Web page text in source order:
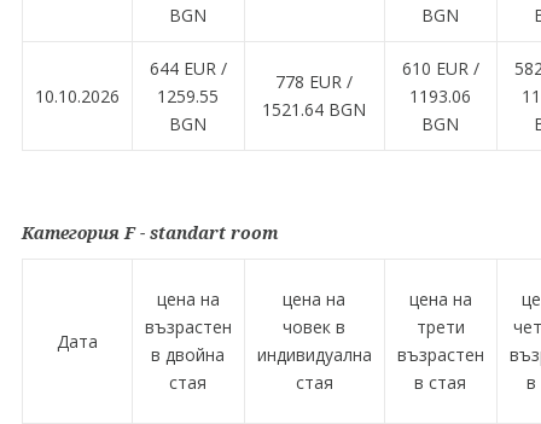
BGN
BGN
10.10.2026
644 EUR /
1259.55
BGN
778 EUR /
1521.64 BGN
610 EUR /
1193.06
BGN
Категория F - standart room
Дата
цена на
възрастен
в двойна
стая
цена на
човек в
индивидуална
стая
цена на
трети
възрастен
в стая
в